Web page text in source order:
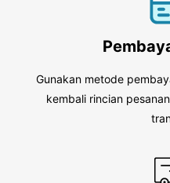
Gunakan metode
kembali rincian